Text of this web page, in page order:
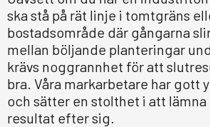
ska stå på rät linje i tomtgräns
bostadsområde där gångarna
mellan böljande planteringar
krävs noggrannhet för att
bra. Våra markarbetare har gott
och sätter en stolthet i att
resultat efter sig.